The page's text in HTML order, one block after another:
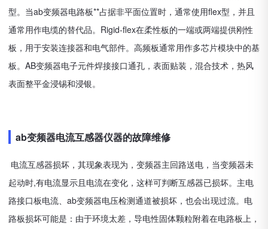
型。当ab变频器电路板**占据非平面位置时，通常使用flex型，并且
通常用作电缆的替代品。Rigid-flex在柔性板的一端或两端提供刚性
板，用于安装连接器和电气部件。高频板通常用作多芯片模块中的基
板。AB变频器电子元件焊接接口通孔，表面贴装，混合技术，热风
表面整平金浸锡和浸银。
ab变频器电流互感器仪器的故障维修
电流互感器损坏，其现象表现为，变频器主回路送电，当变频器未
起动时,有电流显示且电流在变化，这样可判断互感器已损坏。主电
路接口板电流、ab变频器电压检测通道被损坏，也会出现过流。电
路板损坏可能是：由于环境太差，导电性固体颗粒附着在电路板上，